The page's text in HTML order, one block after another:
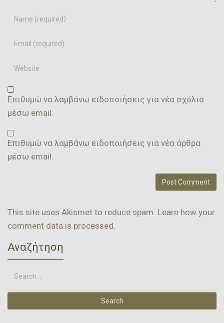
Name
Email
Website
Επιθυμώ να λαμβάνω ειδοποιήσεις για νέα σχόλια
μέσω email.
Επιθυμώ να λαμβάνω ειδοποιήσεις για νέα άρθρα
μέσω email.
This site uses Akismet to reduce spam. Learn how your
comment data is processed.
Αναζήτηση